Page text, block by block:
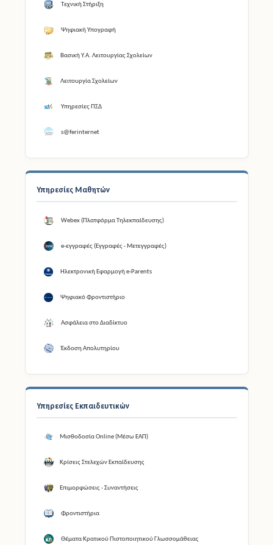
Τεχνική Στήριξη
Ψηφιακή Υπογραφή
Βασική Υ.Α. Λειτουργίας Σχολείων
Λειτουργία Σχολείων
Υπηρεσίες ΠΣΔ
s@ferinternet
Υπηρεσίες Μαθητών
Webex (Πλατφόρμα Τηλεκπαίδευσης)
e-εγγραφές (Εγγραφές - Μετεγγραφές)
Ηλεκτρονική Εφαρμογή e-Parents
Ψηφιακό Φροντιστήριο
Ασφάλεια στο Διαδίκτυο
Έκδοση Απολυτηρίου
Υπηρεσίες Εκπαιδευτικών
Μισθοδοσία Online (Μέσω ΕΑΠ)
Κρίσεις Στελεχών Εκπαίδευσης
Επιμορφώσεις - Συναντήσεις
Φροντιστήρια
Θέματα Κρατικού Πιστοποιητικού Γλωσσομάθειας